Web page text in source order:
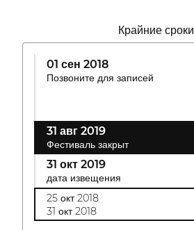
Крайние сроки
01 сен 2018
Позвоните для записей
31 авг 2019
Фестиваль закрыт
31 окт 2019
дата извещения
25 окт 2018
31 окт 2018